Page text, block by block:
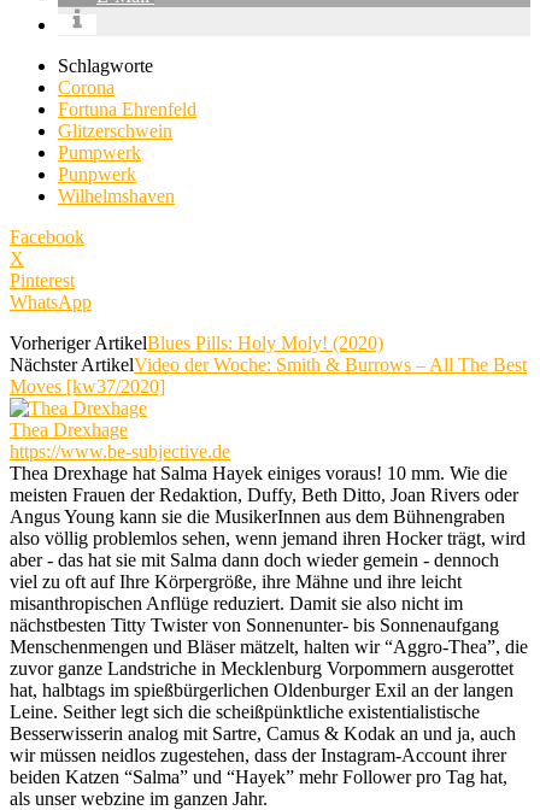
Schlagworte
Corona
Fortuna Ehrenfeld
Glitzerschwein
Pumpwerk
Punpwerk
Wilhelmshaven
Facebook
X
Pinterest
WhatsApp
Vorheriger ArtikelBlues Pills: Holy Moly! (2020)
Nächster ArtikelVideo der Woche: Smith & Burrows – All The Best
Moves [kw37/2020]
Thea Drexhage
https://www.be-subjective.de
Thea Drexhage hat Salma Hayek einiges voraus! 10 mm. Wie die
meisten Frauen der Redaktion, Duffy, Beth Ditto, Joan Rivers oder
Angus Young kann sie die MusikerInnen aus dem Bühnengraben
also völlig problemlos sehen, wenn jemand ihren Hocker trägt, wird
aber - das hat sie mit Salma dann doch wieder gemein - dennoch
viel zu oft auf Ihre Körpergröße, ihre Mähne und ihre leicht
misanthropischen Anflüge reduziert. Damit sie also nicht im
nächstbesten Titty Twister von Sonnenunter- bis Sonnenaufgang
Menschenmengen und Bläser mätzelt, halten wir “Aggro-Thea”, die
zuvor ganze Landstriche in Mecklenburg Vorpommern ausgerottet
hat, halbtags im spießbürgerlichen Oldenburger Exil an der langen
Leine. Seither legt sich die scheißpünktliche existentialistische
Besserwisserin analog mit Sartre, Camus & Kodak an und ja, auch
wir müssen neidlos zugestehen, dass der Instagram-Account ihrer
beiden Katzen “Salma” und “Hayek” mehr Follower pro Tag hat,
als unser webzine im ganzen Jahr.